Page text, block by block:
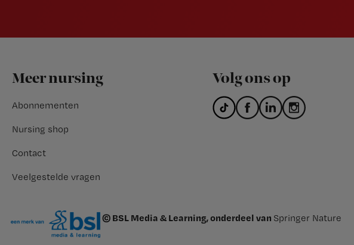
Footer
Meer nursing
Abonnementen
Nursing shop
Contact
Veelgestelde vragen
Volg ons op
© BSL Media & Learning, onderdeel van Springer Nature